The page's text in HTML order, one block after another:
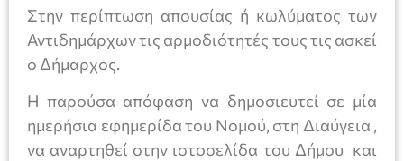
Στην περίπτωση απουσίας ή κωλύματος των
Αντιδημάρχων τις αρμοδιότητές τους τις ασκεί
ο Δήμαρχος.
Η παρούσα απόφαση να δημοσιευτεί σε μία
ημερήσια εφημερίδα του Νομού, στη Διαύγεια ,
να αναρτηθεί στην ιστοσελίδα του Δήμου και